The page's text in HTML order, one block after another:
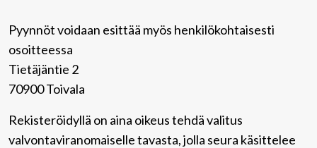
Pyynnöt voidaan esittää myös henkilökohtaisesti
osoitteessa
Tietäjäntie 2
70900 Toivala
Rekisteröidyllä on aina oikeus tehdä valitus
valvontaviranomaiselle tavasta, jolla seura käsittelee